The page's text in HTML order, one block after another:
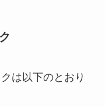
は以下のとおり